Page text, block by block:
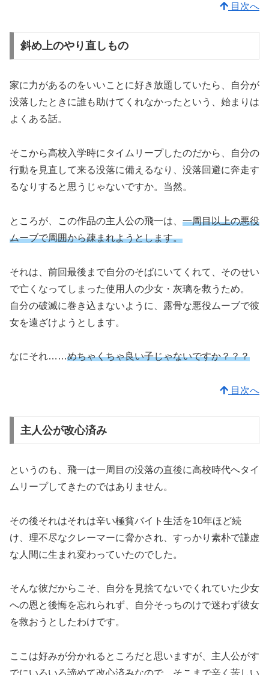
目次へ
斜め上のやり直しもの
家に力があるのをいいことに好き放題していたら、自分が
没落したときに誰も助けてくれなかったという、始まりは
よくある話。
そこから高校入学時にタイムリープしたのだから、自分の
行動を見直して来る没落に備えるなり、没落回避に奔走す
るなりすると思うじゃないですか。当然。
ところが、この作品の主人公の飛一は、 一周目以上の悪役
ムーブで周囲から疎まれようとします。
それは、前回最後まで自分のそばにいてくれて、そのせい
で亡くなってしまった使用人の少女・灰璃を救うため。
自分の破滅に巻き込まないように、露骨な悪役ムーブで彼
女を遠ざけようとします。
なにそれ……めちゃくちゃ良い子じゃないですか？？？
目次へ
主人公が改心済み
というのも、飛一は一周目の没落の直後に高校時代へタイ
ムリープしてきたのではありません。
その後それはそれは辛い極貧バイト生活を10年ほど続
け、理不尽なクレーマーに脅かされ、すっかり素朴で謙虚
な人間に生まれ変わっていたのでした。
そんな彼だからこそ、自分を見捨てないでくれていた少女
への恩と後悔を忘れられず、自分そっちのけで迷わず彼女
を救おうとしたわけです。
ここは好みが分かれるところだと思いますが、主人公がす